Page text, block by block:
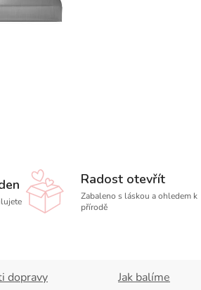
Radost otevřít
Zabaleno s láskou a ohledem k
přírodě
dopravy Jak balíme